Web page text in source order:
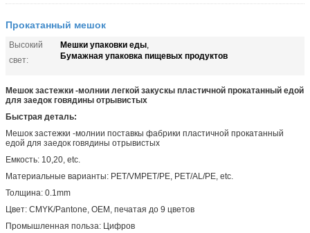
Прокатанный мешок
Высокий
свет:
Мешки упаковки еды,
Бумажная упаковка пищевых продуктов
Мешок застежки -молнии легкой закускы пластичной прокатанный едой
для заедок говядины отрывистых
Быстрая деталь:
Мешок застежки -молнии поставкы фабрики пластичной прокатанный
едой для заедок говядины отрывистых
Емкость: 10,20, etc.
Материальные варианты: PET/VMPET/PE, PET/AL/PE, etc.
Толщина: 0.1mm
Цвет: CMYK/Pantone, OEM, печатая до 9 цветов
Промышленная польза: Цифров